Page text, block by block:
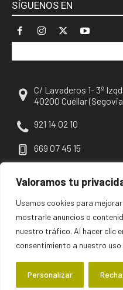
Valoramos tu
Usamos cookies para
mostrarle anuncios o
nuestro tráfico. Al hacer clic
consentimiento a nuestro uso
Personalizar
SÍGUENOS EN
C/ Lavaderos 1- 3º
40200 Cuéllar
921 14 02 10
669 07 45 15